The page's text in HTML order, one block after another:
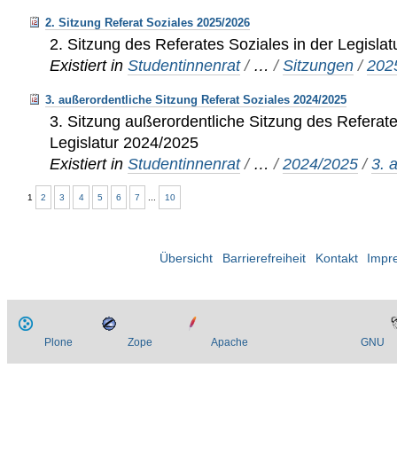
2. Sitzung Referat Soziales 2025/2026
2. Sitzung des Referates Soziales in der
Existiert in Studentinnenrat / …/Sitzungen /
3. außerordentliche Sitzung Referat Soziales 2024/2025
3. Sitzung außerordentliche Sitzung des
Legislatur 2024/2025
Existiert in Studentinnenrat / …/2024/2025 /3.
1 2 3 4 5 6 7 10
Übersicht Barrierefreiheit Kontakt
Plone Zope Apache GNU